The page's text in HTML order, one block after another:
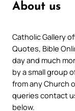
About us
Catholic Gallery
Quotes, Bible
day and much
by a small group
from any Church
queries contact
below.